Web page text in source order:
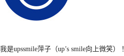
我是upssmile萍子（up’s smile向上微笑）！